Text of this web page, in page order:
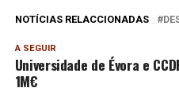
NOTÍCIAS RELACCIONADAS
A SEGUIR
Universidade de Évora e
1M€